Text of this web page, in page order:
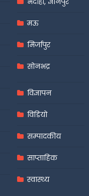
मऊ
मिर्जापुर
सोनभद्र
विज्ञापन
विडियो
सम्पादकीय
साप्ताहिक
स्वास्थ्य